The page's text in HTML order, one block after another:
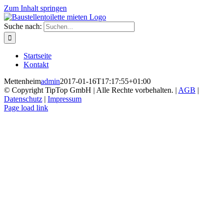
Zum Inhalt springen
Suche nach:
Startseite
Kontakt
Mettenheimadmin2017-01-16T17:17:55+01:00
© Copyright TipTop GmbH | Alle Rechte vorbehalten. | AGB |
Datenschutz | Impressum
Page load link